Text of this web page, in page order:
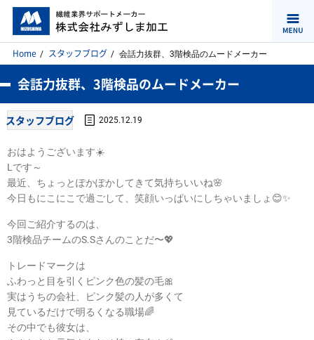
Home スタッフブログ 会話力抜群、3階検品のムードメーカー
会話力抜群、3階検品のムードメーカー
スタッフブログ 2025.12.19
おはようございます☀️
Lです～
最近、ちょっとぽかぽかしてきて気持ちいいね🌸
今日もにこにこで過ごして、笑顔いっぱいにしちゃいましょ😊✨
今回ご紹介するのは、
3階検品チームのS.Sさんのことだ〜💖
トレードマークは
ふわっと目を引くピンク色の髪の毛🎀
実はうちの会社、ピンク髪の人が多くて
見ているだけで明るくなる職場🌈
その中でも彼女は、